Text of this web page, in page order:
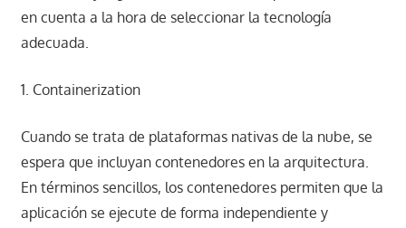
en cuenta a la hora de seleccionar la tecnología
adecuada.
1. Containerization
Cuando se trata de plataformas nativas de la nube, se
espera que incluyan contenedores en la arquitectura.
En términos sencillos, los contenedores permiten que la
aplicación se ejecute de forma independiente y